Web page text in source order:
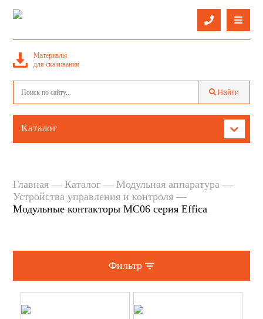
Каталог
Услуги
Материалы
для скачивания
Найти
Каталог
Светильники
Щитовое оборудование и аксессуары
Установка, Выключатели,Розетки и аксессуары
Удлинители, сетевые фильтры, колодки
Главная Каталог
Модульная аппаратура
Устройства управления и контроля
Модульные контакторы MC06 серия Effica
Фильтр